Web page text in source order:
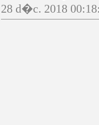
28 d�c. 2018